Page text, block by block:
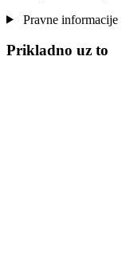
Pravne informacije
Prikladno uz to